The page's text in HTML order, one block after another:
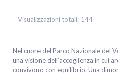
Visualizzazioni totali: 144
Nel cuore del Parco Nazionale del
una visione dell’accoglienza in cui
convivono con equilibrio. Una